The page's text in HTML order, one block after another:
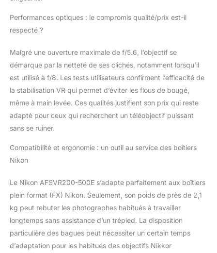
Performances optiques : le compromis qualité/prix est-il
respecté ?
Malgré une ouverture maximale de f/5.6, l’objectif se
démarque par la netteté de ses clichés, notamment lorsqu’il
est utilisé à f/8. Les tests utilisateurs confirment l’efficacité de
la stabilisation VR qui permet d’éviter les flous de bougé,
même à main levée. Ces qualités justifient son prix qui reste
adapté pour ceux qui recherchent un téléobjectif puissant
sans se ruiner.
Compatibilité et ergonomie : un outil au service des boîtiers
Nikon
Le Nikon AFSVR200-500E s’adapte parfaitement aux boîtiers
plein format (FX) Nikon. Seulement, son poids de près de 2,1
kg peut rebuter les photographes habitués à travailler
longtemps sans assistance d’un trépied. La disposition
particulière des bagues peut nécessiter un certain temps
d’adaptation pour les habitués des objectifs Nikkor